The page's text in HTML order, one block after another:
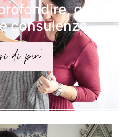
qui
consulenze
di piu'